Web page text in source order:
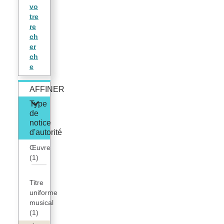
vo
tre
re
ch
er
ch
e
AFFINER
Type
de
notice
d'autorité
Œuvre
(1)
Titre
uniforme
musical
(1)